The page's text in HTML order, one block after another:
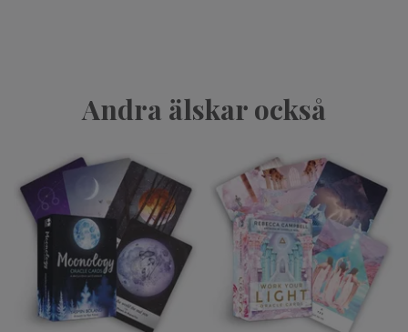
Andra älskar också